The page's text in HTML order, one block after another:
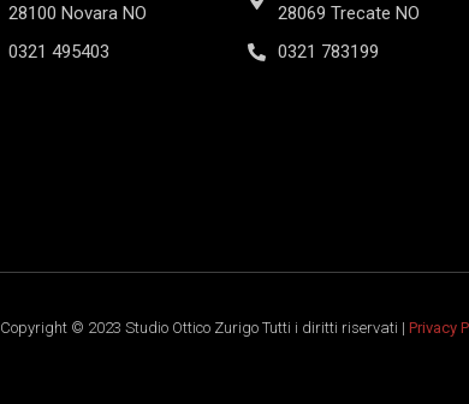
28100 Novara NO
0321 495403
28069 Trecate NO
0321 783199
Copyright © 2023 Studio Ottico Zurigo Tutti i diritti riservati | Privacy